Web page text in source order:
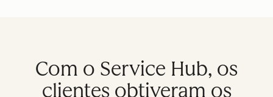
Com o Service Hub, os
clientes obtiveram os